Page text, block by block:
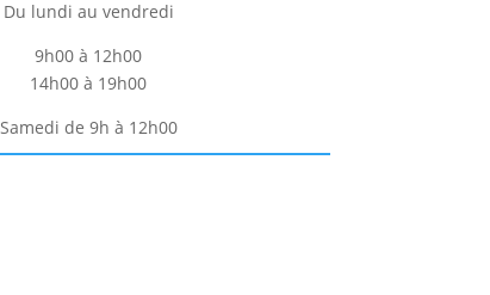
Du lundi au vendredi
9h00 à 12h00
14h00 à 19h00
Samedi de 9h à 12h00